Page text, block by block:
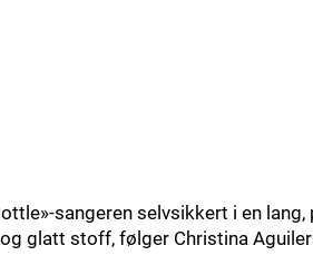
sangeren selvsikkert i en lang,
glatt stoff, følger Christina